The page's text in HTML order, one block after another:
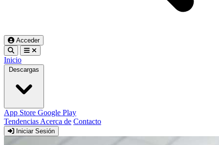
Acceder
Inicio
Descargas
App Store Google Play
Tendencias Acerca de Contacto
Iniciar Sesión